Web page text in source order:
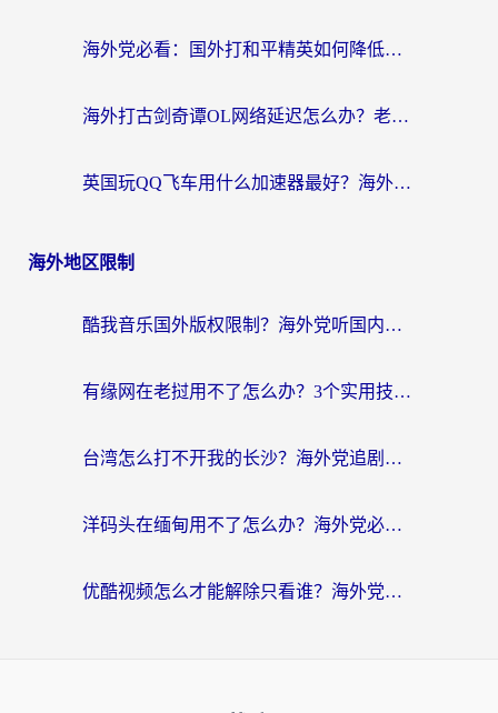
海外党必看：国外打和平精英如何降低延迟？附3款热门国服游戏加速方案
海外打古剑奇谭OL网络延迟怎么办？老玩家亲测有效的加速器选择指南
英国玩QQ飞车用什么加速器最好？海外党亲测，告别漂移卡顿的终极选择
海外地区限制
酷我音乐国外版权限制？海外党听国内歌、玩游戏、看剧的一站式解决方案
有缘网在老挝用不了怎么办？3个实用技巧解决海外访问国内服务难题
台湾怎么打不开我的长沙？海外党追剧看片、用环球时报不卡的实用指南
洋码头在缅甸用不了怎么办？海外党必备回国加速指南，解决追剧购物生活服务难题
优酷视频怎么才能解除只看谁？海外党亲测有效的追剧自由指南